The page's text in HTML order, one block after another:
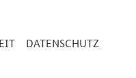
DATENSCHUTZ